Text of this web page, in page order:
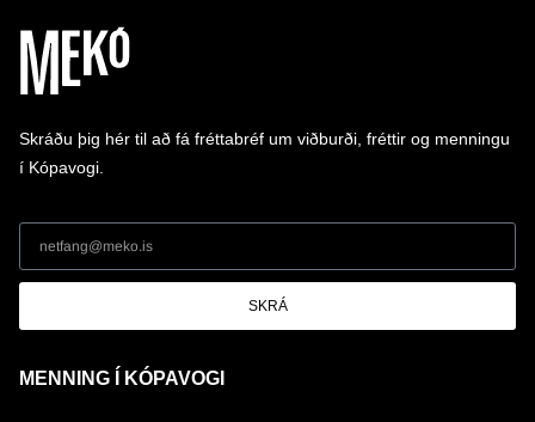
Skráðu þig hér til að fá fréttabréf um viðburði, fréttir og menningu
í Kópavogi.
SKRÁ
MENNING Í KÓPAVOGI